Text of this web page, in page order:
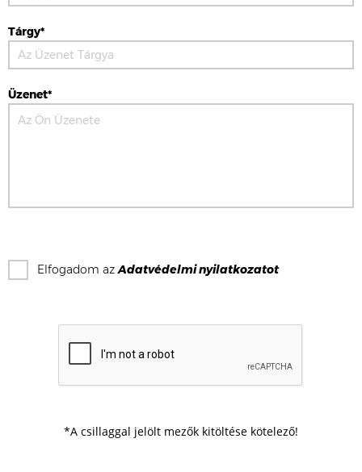
Tárgy*
Üzenet*
Elfogadom azAdatvédelmi nyilatkozatot
*A csillaggal jelölt mezők kitöltése kötelező!